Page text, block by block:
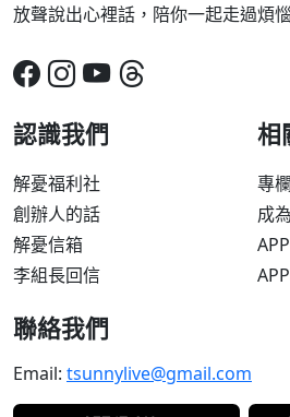
放聲說出心裡話，陪你一起走過煩惱
認識我們
解憂福利社
創辦人的話
解憂信箱
李組長回信
相
專
成
聯絡我們
Email: tsunnylive@gmail.com